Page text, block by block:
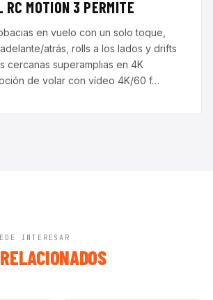
RC MOTION 3 PERMITE
en vuelo con un solo toque,
atrás, rolls a los lados y drifts
cercanas superamplias en 4K
de volar con vídeo 4K/60 f…
INTERESAR
RELACIONADOS